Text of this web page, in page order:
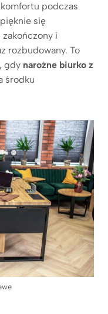
podczas
się
i
rozbudowany. To
gdy narożne biurko z
środku